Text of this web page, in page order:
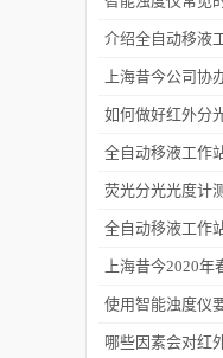
障
介绍全自动移液
三种移液方式
上海昔今公司协
二届上海沪助科
年会
如何做好红外分
的防潮工作
全自动移液工作
软件有哪些特点
荧光分光光度计
意事项有哪些
全自动移液工作
广泛的应用
上海昔今2020年
通知
使用智能浊度仪
几个要点
哪些因素会对红